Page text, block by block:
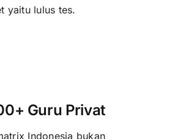
yaitu lulus tes.
Guru Privat
Indonesia bukan